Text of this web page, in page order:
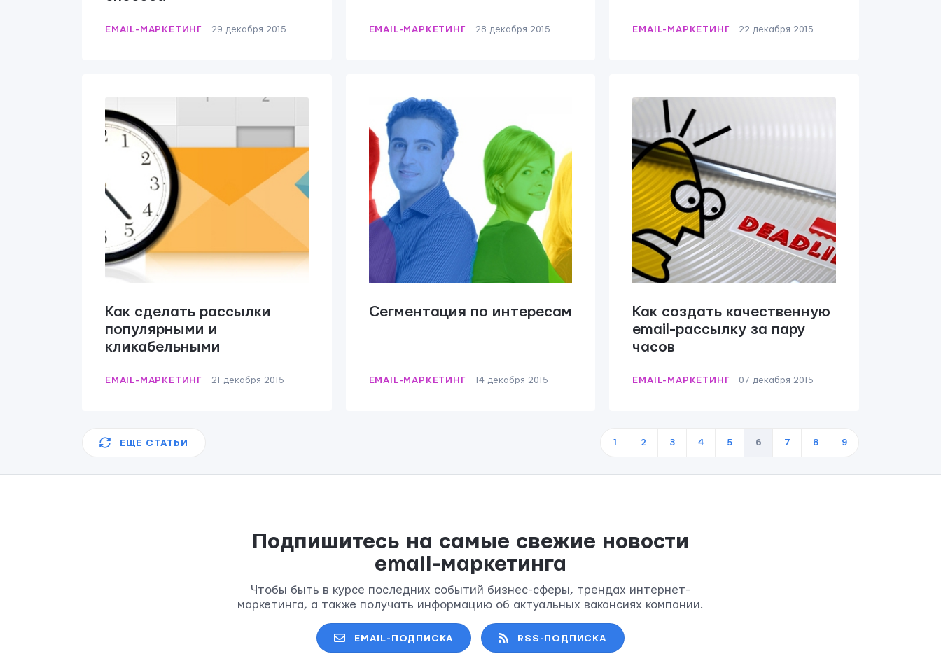
EMAIL-МАРКЕТИНГ 29 декабря 2015 EMAIL-МАРКЕТИНГ 28 декабря 2015 EMAIL-МАРКЕТИНГ 22 декабря 2015
Как сделать рассылки
популярными и
кликабельными
EMAIL-МАРКЕТИНГ 21 декабря 2015
Сегментация по интересам
EMAIL-МАРКЕТИНГ 14 декабря 2015
Как создать качественную
email-рассылку за пару
часов
EMAIL-МАРКЕТИНГ 07 декабря 2015
ЕЩЕ СТАТЬИ 1 2 3 4 5 6 7 8 9
Подпишитесь на самые свежие новости
email-маркетинга
Чтобы быть в курсе последних событий бизнес-сферы, трендах интернет-
маркетинга, а также получать информацию об актуальных вакансиях компании.
EMAIL-ПОДПИСКА RSS-ПОДПИСКА
Мы вам ответим в течении24 часов.